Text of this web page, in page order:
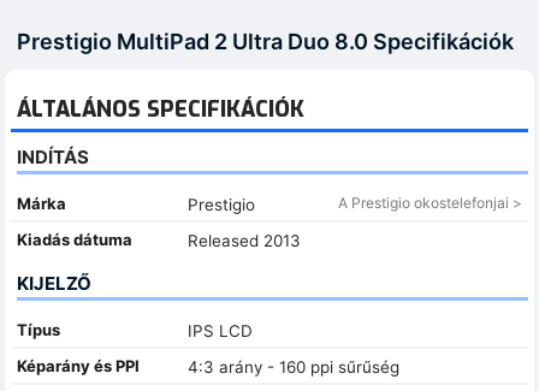
Prestigio MultiPad 2 Ultra Duo 8.0 Specifikációk
ÁLTALÁNOS SPECIFIKÁCIÓK
INDÍTÁS
Márka Prestigio A Prestigio okostelefonjai >
Kiadás dátuma Released 2013
KIJELZŐ
Típus
IPS LCD
Képarány és PPI
4:3 arány - 160 ppi sűrűség